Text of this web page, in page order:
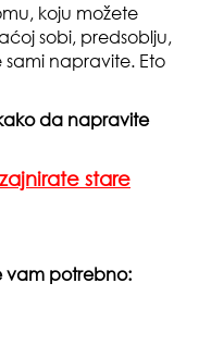
koju možete
sobi, predsoblju,
napravite. Eto
da napravite
stare
vam potrebno: